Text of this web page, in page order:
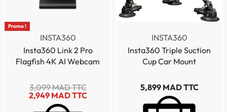
Promo !
INSTA360
Insta360 Link 2 Pro
Flagfish 4K AI Webcam
3,099MAD TTC
2,949 MAD TTC
INSTA360
Insta360 Triple Suction
Cup Car Mount
5,899 MAD TTC